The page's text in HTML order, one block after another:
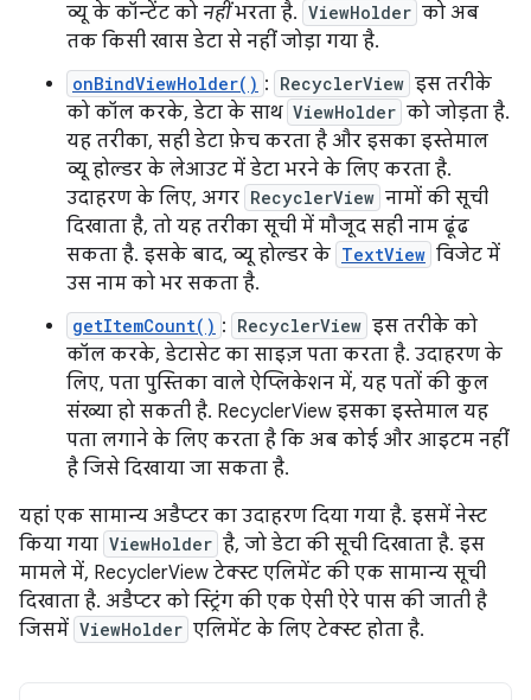
व्यू के कॉन्टेंट को नहींभरता है. ViewHolder को अब
तक किसी खास डेटा से नहीं जोड़ा गया है.
onBindViewHolder() : RecyclerView इस तरीके
को कॉल करके, डेटा के साथ ViewHolder को जोड़ता है.
यह तरीका, सही डेटा फ़ेच करता है और इसका इस्तेमाल
व्यू होल्डर के लेआउट में डेटा भरने के लिए करता है.
उदाहरण के लिए, अगर RecyclerView नामों की सूची
दिखाता है, तो यह तरीका सूची में मौजूद सही नाम ढूंढ
सकता है. इसके बाद, व्यू होल्डर के TextView विजेट में
उस नाम को भर सकता है.
getItemCount() : RecyclerView इस तरीके को
कॉल करके, डेटासेट का साइज़ पता करता है. उदाहरण के
लिए, पता पुस्तिका वाले ऐप्लिकेशन में, यह पतों की कुल
संख्या हो सकती है. RecyclerView इसका इस्तेमाल यह
पता लगाने के लिए करता है कि अब कोई और आइटम नहीं
है जिसे दिखाया जा सकता है.
यहां एक सामान्य अडैप्टर का उदाहरण दिया गया है. इसमें नेस्ट
किया गया ViewHolder है, जो डेटा की सूची दिखाता है. इस
मामले में, RecyclerView टेक्स्ट एलिमेंट की एक सामान्य सूची
दिखाता है. अडैप्टर को स्ट्रिंग की एक ऐसी ऐरे पास की जाती है
जिसमें ViewHolder एलिमेंट के लिए टेक्स्ट होता है.